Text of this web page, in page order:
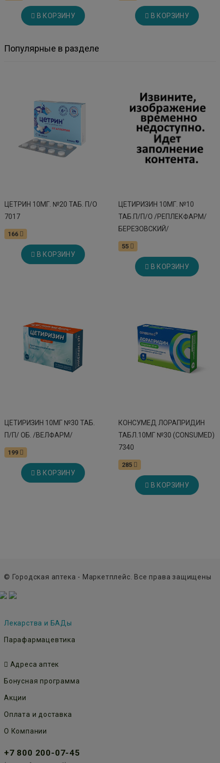
В КОРЗИНУ В КОРЗИНУ
Популярные в разделе
ЦЕТРИН 10МГ. №20 ТАБ. П/О
7017
166
В КОРЗИНУ
ЦЕТИРИЗИН 10МГ. №10
ТАБ.П/П/О /РЕПЛЕКФАРМ/
БЕРЕЗОВСКИЙ/
55
В КОРЗИНУ
ЦЕТИРИЗИН 10МГ №30 ТАБ.
П/П/ ОБ. /ВЕЛФАРМ/
199
В КОРЗИНУ
КОНСУМЕД ЛОРАПРИДИН
ТАБЛ.10МГ №30 (CONSUMED)
7340
285
В КОРЗИНУ
© Городская аптека - Маркетплейс. Все права защищены
Лекарства и БАДы
Парафармацевтика
Адреса аптек
Бонусная программа
Акции
Оплата и доставка
О Компании
+7 800 200-07-45